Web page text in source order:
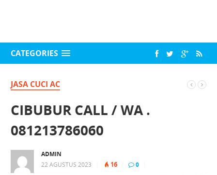
CATEGORIES
JASA CUCI AC
CIBUBUR CALL / WA .
081213786060
ADMIN
22 AGUSTUS 2023
16 0